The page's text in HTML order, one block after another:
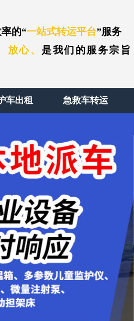
的“一站式转运平台”服务
放心、 是我们的服务宗旨
车出租 急救车转运